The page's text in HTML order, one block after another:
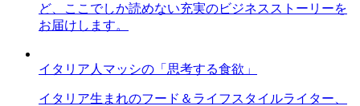
ど、ここでしか読めない充実のビジネスストーリーを
お届けします。
イタリア人マッシの「思考する食欲」
イタリア生まれのフード＆ライフスタイルライター、